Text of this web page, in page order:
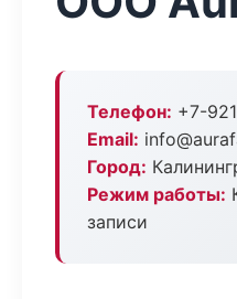
Телефон: +7-
Email:
Город:
Режим работы:
записи